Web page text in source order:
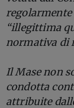
“illegittima
normativa di
Il Mase non
condotta
attribuite